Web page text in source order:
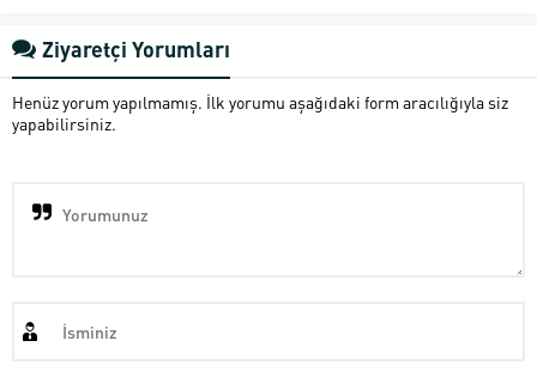
Ziyaretçi Yorumları
Henüz yorum yapılmamış. İlk yorumu aşağıdaki form aracılığıyla siz
yapabilirsiniz.